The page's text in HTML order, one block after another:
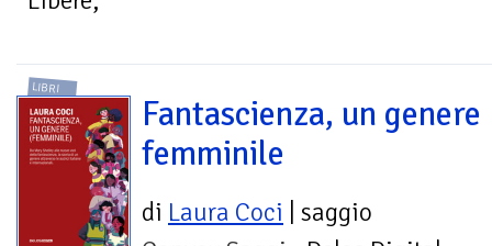
LIBRI
Fantascienza, un genere
femminile
di Laura Coci | saggio